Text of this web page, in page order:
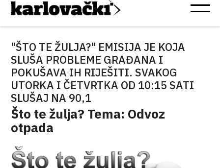
"ŠTO TE ŽULJA?" EMISIJA JE KOJA
SLUŠA PROBLEME GRAĐANA I
POKUŠAVA IH RIJEŠITI. SVAKOG
UTORKA I ČETVRTKA OD 10:15 SATI
SLUŠAJ NA 90,1
Što te žulja? Tema: Odvoz
otpada